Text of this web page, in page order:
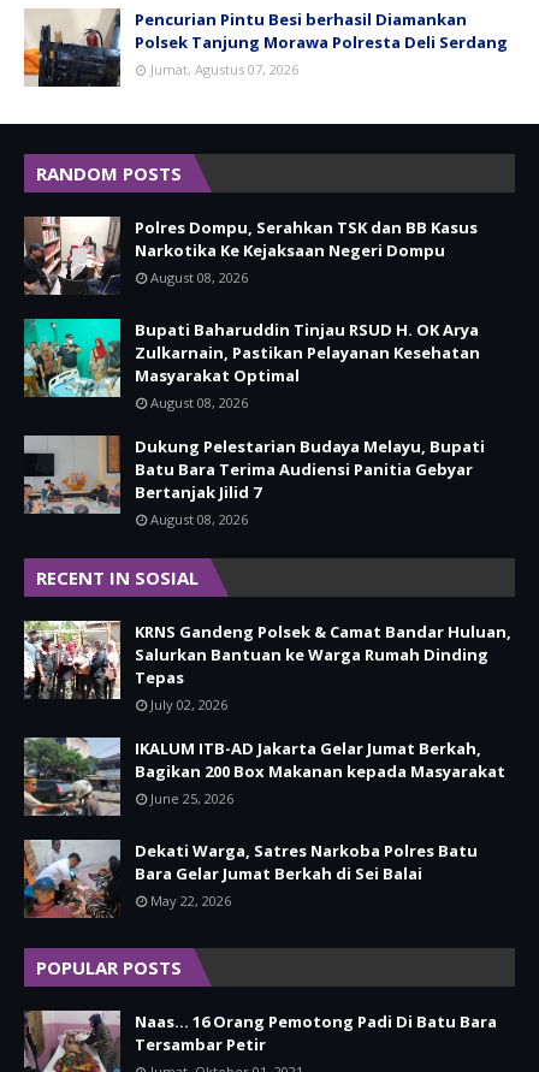
Pencurian Pintu Besi berhasil Diamankan
Polsek Tanjung Morawa Polresta Deli Serdang
Jumat, Agustus 07, 2026
RANDOM POSTS
Polres Dompu, Serahkan TSK dan BB Kasus
Narkotika Ke Kejaksaan Negeri Dompu
August 08, 2026
Bupati Baharuddin Tinjau RSUD H. OK Arya
Zulkarnain, Pastikan Pelayanan Kesehatan
Masyarakat Optimal
August 08, 2026
Dukung Pelestarian Budaya Melayu, Bupati
Batu Bara Terima Audiensi Panitia Gebyar
Bertanjak Jilid 7
August 08, 2026
RECENT IN SOSIAL
KRNS Gandeng Polsek & Camat Bandar Huluan,
Salurkan Bantuan ke Warga Rumah Dinding
Tepas
July 02, 2026
IKALUM ITB-AD Jakarta Gelar Jumat Berkah,
Bagikan 200 Box Makanan kepada Masyarakat
June 25, 2026
Dekati Warga, Satres Narkoba Polres Batu
Bara Gelar Jumat Berkah di Sei Balai
May 22, 2026
POPULAR POSTS
Naas... 16 Orang Pemotong Padi Di Batu Bara
Tersambar Petir